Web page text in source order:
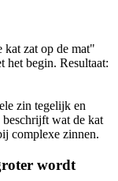
zat op de mat"
begin. Resultaat:
zin tegelijk en
wat de kat
complexe zinnen.
wordt